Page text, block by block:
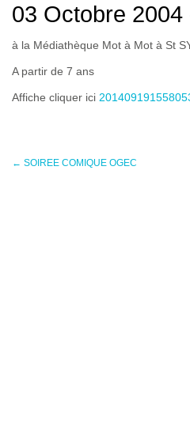
03 Octobre
à la Médiathèque Mot à Mot à St
A partir de 7 ans
Affiche cliquer ici
← SOIREE COMIQUE OGEC